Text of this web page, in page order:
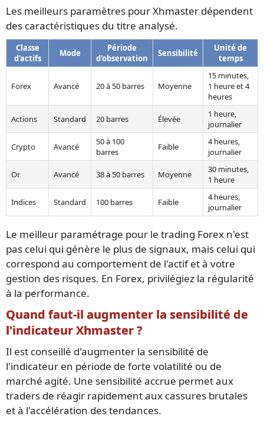
Les meilleurs paramètres pour Xhmaster dépendent
des caractéristiques du titre analysé.
Classe
d'actifs
Mode
Période
d'observation
Sensibilité
Unité de
temps
Forex Avancé 20 à 50 barres Moyenne
15 minutes,
1 heure et 4
heures
Actions Standard 20 barres Élevée
1 heure,
journalier
Crypto Avancé
50 à 100
barres
Faible
4 heures,
journalier
Or Avancé 38 à 50 barres Moyenne
30 minutes,
1 heure
Indices Standard 100 barres Faible
4 heures,
journalier
Le meilleur paramétrage pour le trading Forex n'est
pas celui qui génère le plus de signaux, mais celui qui
correspond au comportement de l'actif et à votre
gestion des risques. En Forex, privilégiez la régularité
à la performance.
Quand faut-il augmenter la sensibilité de
l'indicateur Xhmaster ?
Il est conseillé d'augmenter la sensibilité de
l'indicateur en période de forte volatilité ou de
marché agité. Une sensibilité accrue permet aux
traders de réagir rapidement aux cassures brutales
et à l'accélération des tendances.